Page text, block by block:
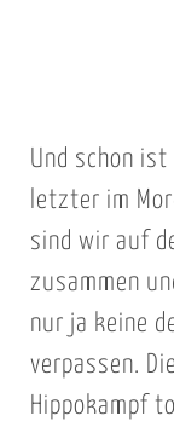
Und schon ist
letzter im
sind wir auf
zusammen
nur ja keine
verpassen.
Hippokampf